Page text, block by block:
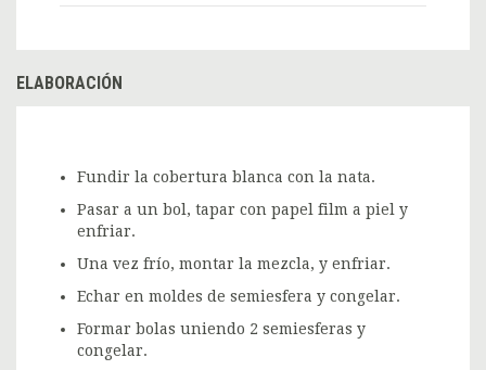
ELABORACIÓN
Fundir la cobertura blanca con la nata.
Pasar a un bol, tapar con papel film a piel y
enfriar.
Una vez frío, montar la mezcla, y enfriar.
Echar en moldes de semiesfera y congelar.
Formar bolas uniendo 2 semiesferas y
congelar.